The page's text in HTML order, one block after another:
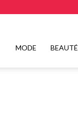
MODE BEAUTÉ